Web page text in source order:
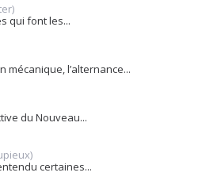
qui font les...
mécanique, l’alternance...
du Nouveau...
certaines...